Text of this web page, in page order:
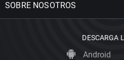
SOBRE NOSOTROS
DESCARGA
Android